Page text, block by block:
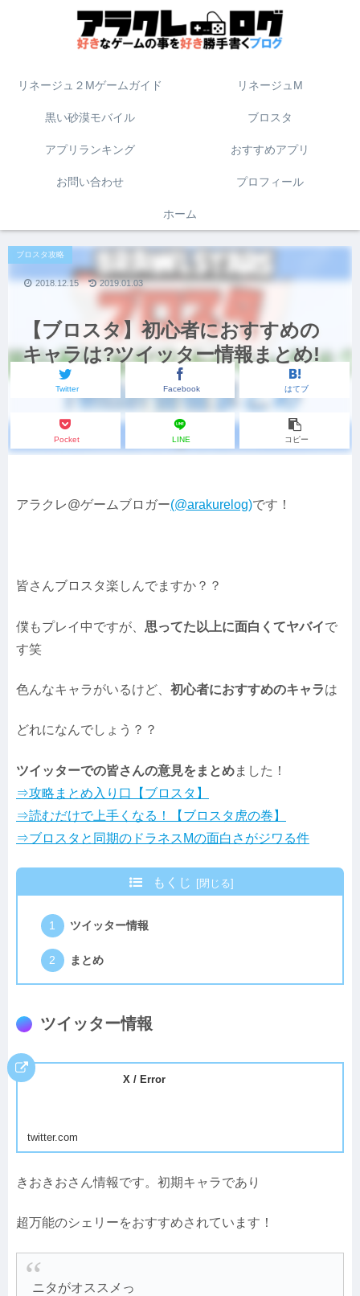
リネージュ２Mゲームガイド リネージュM
黒い砂漠モバイル ブロスタ
アプリランキング おすすめアプリ
お問い合わせ プロフィール
ホーム
【ブロスタ】初心者におすすめの
キャラは?ツイッター情報まとめ!
ブロスタ攻略
Twitter Facebook はてブ
Pocket LINE コピー
2019.01.03
2018.12.15
アラクレ@ゲームブロガー(@arakurelog)です！
皆さんブロスタ楽しんでますか？？
僕もプレイ中ですが、 思ってた以上に面白くてヤバイで
す笑
色んなキャラがいるけど、 初心者におすすめのキャラは
どれになんでしょう？？
ツイッターでの皆さんの意見をまとめました！
⇒攻略まとめ入り口【ブロスタ】
⇒読むだけで上手くなる！【ブロスタ虎の巻】
⇒ブロスタと同期のドラネスMの面白さがジワる件
もくじ
ツイッター情報
まとめ
ツイッター情報
X / Error
twitter.com
きおきおさん情報です。初期キャラであり
超万能のシェリーをおすすめされています！
ニタがオススメっ